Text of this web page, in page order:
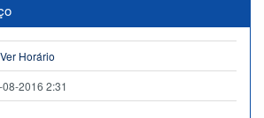
Ver Horário
2016 2:31